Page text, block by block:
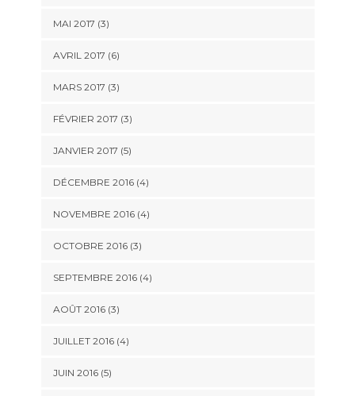
MAI 2017 (3)
AVRIL 2017 (6)
MARS 2017 (3)
FÉVRIER 2017 (3)
JANVIER 2017 (5)
DÉCEMBRE 2016(4)
NOVEMBRE 2016(4)
OCTOBRE 2016(3)
SEPTEMBRE 2016(4)
AOÛT 2016(3)
JUILLET 2016(4)
JUIN 2016(5)